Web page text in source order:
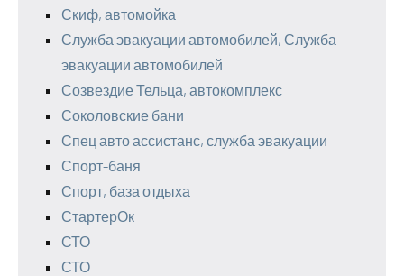
Скиф, автомойка
Служба эвакуации автомобилей, Служба
эвакуации автомобилей
Созвездие Тельца, автокомплекс
Соколовские бани
Спец авто ассистанс, служба эвакуации
Спорт-баня
Спорт, база отдыха
СтартерОк
СТО
СТО